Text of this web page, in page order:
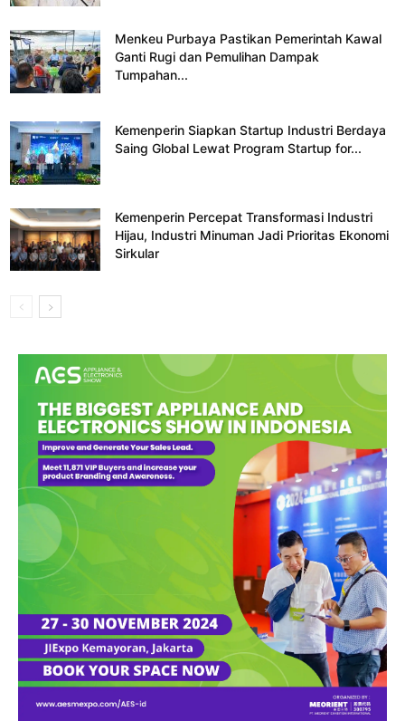
Menkeu Purbaya Pastikan Pemerintah Kawal
Ganti Rugi dan Pemulihan Dampak
Tumpahan...
Kemenperin Siapkan Startup Industri Berdaya
Saing Global Lewat Program Startup for...
Kemenperin Percepat Transformasi Industri
Hijau, Industri Minuman Jadi Prioritas Ekonomi
Sirkular